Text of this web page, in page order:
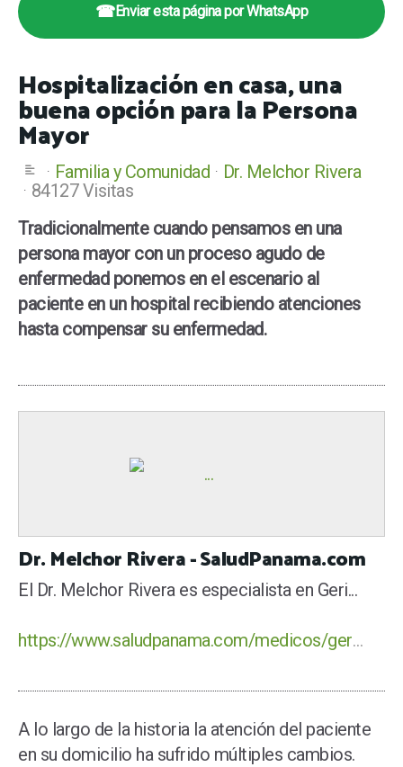
☎Enviar esta página por WhatsApp
Hospitalización en casa, una
buena opción para la Persona
Mayor
Familia y Comunidad
Dr. Melchor Rivera
84127 Visitas
Tradicionalmente cuando pensamos en una
persona mayor con un proceso agudo de
enfermedad ponemos en el escenario al
paciente en un hospital recibiendo atenciones
hasta compensar su enfermedad.
Dr. Melchor Rivera - SaludPanama.com
El Dr. Melchor Rivera es especialista en Geri...
https://www.saludpanama.com/medicos/geriatria/dr-melchor-rivera
A lo largo de la historia la atención del paciente
en su domicilio ha sufrido múltiples cambios.